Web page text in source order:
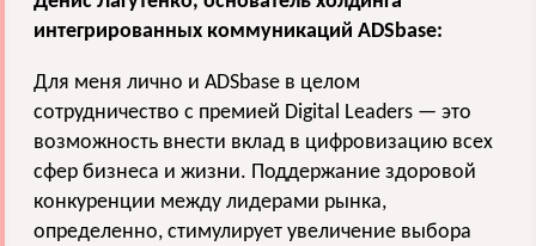
интегрированных коммуникаций ADSbase:
Для меня лично и ADSbase в целом
сотрудничество с премией Digital Leaders — это
возможность внести вклад в цифровизацию всех
сфер бизнеса и жизни. Поддержание здоровой
конкуренции между лидерами рынка,
определенно, стимулирует увеличение выбора